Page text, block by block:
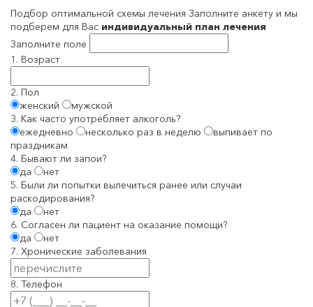
Подбор оптимальной схемы лечения Заполните анкету и мы
подберем для Вас индивидуальный план лечения
Заполните поле
1. Возраст
2. Пол
женский
мужской
3. Как часто употребляет алкоголь?
ежедневно
несколько раз в неделю
выпивает по
праздникам
4. Бывают ли запои?
да
нет
5. Были ли попытки вылечиться ранее или случаи
раскодирования?
да
нет
6. Согласен ли пациент на оказание помощи?
да
нет
7. Хронические заболевания
8. Телефон